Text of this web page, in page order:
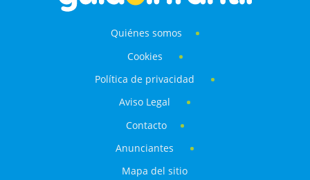
Quiénes somos
Cookies
Política de privacidad
Aviso Legal
Contacto
Anunciantes
Mapa del sitio